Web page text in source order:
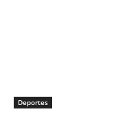
Deportes